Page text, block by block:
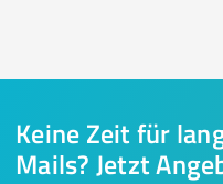
Keine Zeit für
Mails? Jetzt